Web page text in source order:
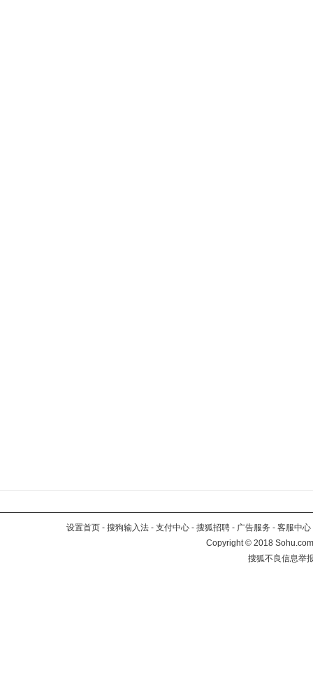
设置首页 - 搜狗输入法 - 支付中心 - 搜狐招聘 - 广告服务 - 客服中心
Copyright©2018
搜狐不良信息举